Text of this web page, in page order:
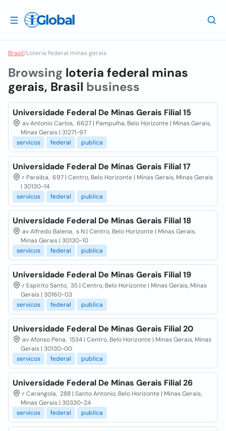
Brasil/Loteria federal minas gerais
Browsing loteria federal minas
gerais, Brasil business
Universidade Federal De Minas Gerais Filial 15
av Antonio Carlos, 6627 | Pampulha, Belo Horizonte | Minas Gerais,
Minas Gerais | 31271-97
servicos
federal publica
Universidade Federal De Minas Gerais Filial 17
r Paraiba, 697 | Centro, Belo Horizonte | Minas Gerais, Minas Gerais
| 30130-14
servicos
federal publica
Universidade Federal De Minas Gerais Filial 18
av Alfredo Balena, s N | Centro, Belo Horizonte | Minas Gerais,
Minas Gerais | 30130-10
servicos
federal publica
Universidade Federal De Minas Gerais Filial 19
r Espirito Santo, 35 | Centro, Belo Horizonte | Minas Gerais, Minas
Gerais | 30160-03
servicos
federal publica
Universidade Federal De Minas Gerais Filial 20
av Afonso Pena, 1534 | Centro, Belo Horizonte | Minas Gerais, Minas
Gerais | 30130-00
servicos
federal publica
Universidade Federal De Minas Gerais Filial 26
r Carangola, 288 | Santo Antonio, Belo Horizonte | Minas Gerais,
Minas Gerais | 30330-24
servicos
federal publica